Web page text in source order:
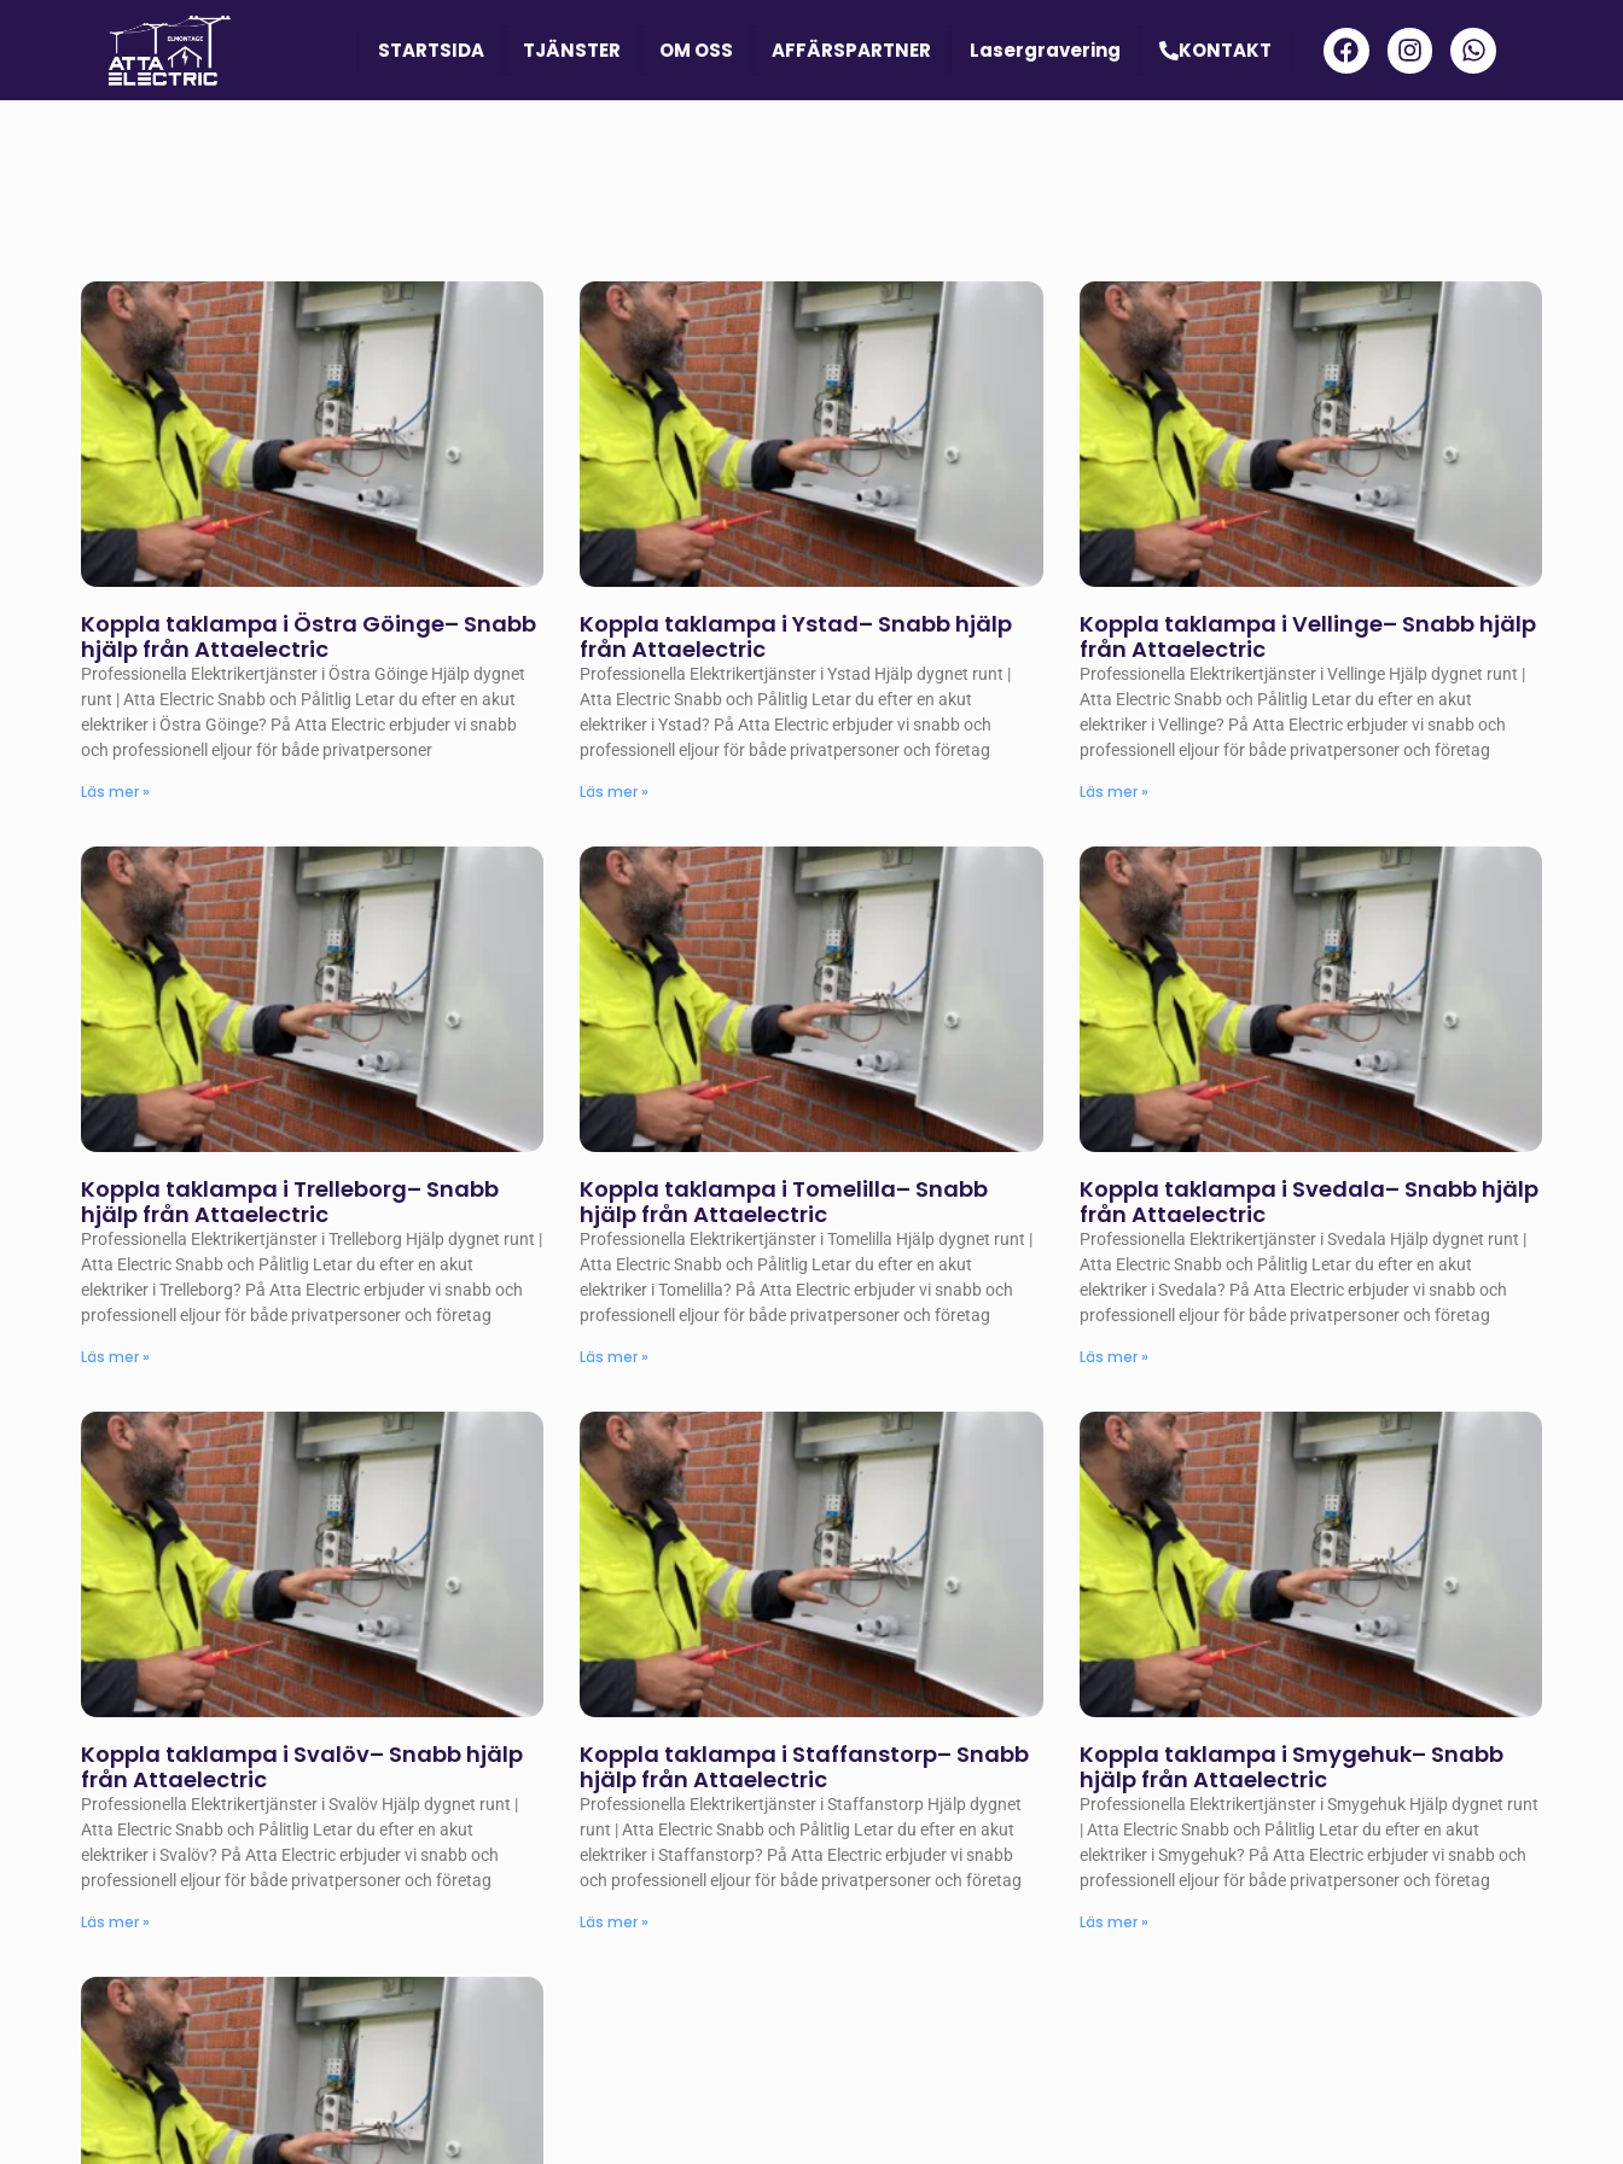
STARTSIDA TJÄNSTER OM OSS AFFÄRSPARTNER Lasergravering KONTAKT
Koppla taklampa i Östra Göinge– Snabb
hjälp från Attaelectric
Professionella Elektrikertjänster i Östra Göinge Hjälp dygnet
runt | Atta Electric Snabb och Pålitlig Letar du efter en akut
elektriker i Östra Göinge? På Atta Electric erbjuder vi snabb
och professionell eljour för både privatpersoner
Läs mer »
Koppla taklampa i Ystad– Snabb hjälp
från Attaelectric
Professionella Elektrikertjänster i Ystad Hjälp dygnet runt |
Atta Electric Snabb och Pålitlig Letar du efter en akut
elektriker i Ystad? På Atta Electric erbjuder vi snabb och
professionell eljour för både privatpersoner och företag
Läs mer »
Koppla taklampa i Vellinge– Snabb hjälp
från Attaelectric
Professionella Elektrikertjänster i Vellinge Hjälp dygnet runt |
Atta Electric Snabb och Pålitlig Letar du efter en akut
elektriker i Vellinge? På Atta Electric erbjuder vi snabb och
professionell eljour för både privatpersoner och företag
Läs mer »
Koppla taklampa i Trelleborg– Snabb
hjälp från Attaelectric
Professionella Elektrikertjänster i Trelleborg Hjälp dygnet runt |
Atta Electric Snabb och Pålitlig Letar du efter en akut
elektriker i Trelleborg? På Atta Electric erbjuder vi snabb och
professionell eljour för både privatpersoner och företag
Läs mer »
Koppla taklampa i Tomelilla– Snabb
hjälp från Attaelectric
Professionella Elektrikertjänster i Tomelilla Hjälp dygnet runt |
Atta Electric Snabb och Pålitlig Letar du efter en akut
elektriker i Tomelilla? På Atta Electric erbjuder vi snabb och
professionell eljour för både privatpersoner och företag
Läs mer »
Koppla taklampa i Svedala– Snabb hjälp
från Attaelectric
Professionella Elektrikertjänster i Svedala Hjälp dygnet runt |
Atta Electric Snabb och Pålitlig Letar du efter en akut
elektriker i Svedala? På Atta Electric erbjuder vi snabb och
professionell eljour för både privatpersoner och företag
Läs mer »
Koppla taklampa i Svalöv– Snabb hjälp
från Attaelectric
Professionella Elektrikertjänster i Svalöv Hjälp dygnet runt |
Atta Electric Snabb och Pålitlig Letar du efter en akut
elektriker i Svalöv? På Atta Electric erbjuder vi snabb och
professionell eljour för både privatpersoner och företag
Läs mer »
Koppla taklampa i Staffanstorp– Snabb
hjälp från Attaelectric
Professionella Elektrikertjänster i Staffanstorp Hjälp dygnet
runt | Atta Electric Snabb och Pålitlig Letar du efter en akut
elektriker i Staffanstorp? På Atta Electric erbjuder vi snabb
och professionell eljour för både privatpersoner och företag
Läs mer »
Koppla taklampa i Smygehuk– Snabb
hjälp från Attaelectric
Professionella Elektrikertjänster i Smygehuk Hjälp dygnet runt
| Atta Electric Snabb och Pålitlig Letar du efter en akut
elektriker i Smygehuk? På Atta Electric erbjuder vi snabb och
professionell eljour för både privatpersoner och företag
Läs mer »